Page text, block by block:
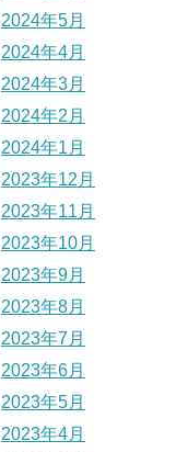
2024年5月
2024年4月
2024年3月
2024年2月
2024年1月
2023年12月
2023年11月
2023年10月
2023年9月
2023年8月
2023年7月
2023年6月
2023年5月
2023年4月